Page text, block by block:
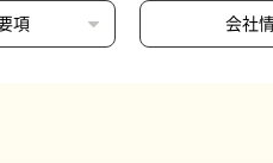
項 会社